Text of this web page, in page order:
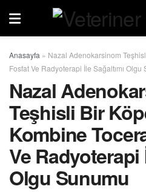
Anasayfa » Nazal Adenokarsinom
Fosfat Ve Radyoterapi İle Sağaltımı Olgu
Nazal
Teşhisli Bir
Kombine
Ve Radyoterapi
Olgu Sunumu